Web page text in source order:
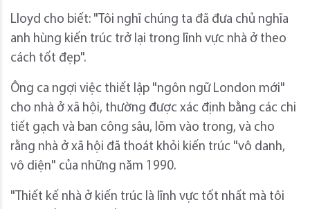
Lloyd cho biết: "Tôi nghĩ chúng ta đã đưa chủ nghĩa
anh hùng kiến ​​trúc trở lại trong lĩnh vực nhà ở theo
cách tốt đẹp".
Ông ca ngợi việc thiết lập "ngôn ngữ London mới"
cho nhà ở xã hội, thường được xác định bằng các chi
tiết gạch và ban công sâu, lõm vào trong, và cho
rằng nhà ở xã hội đã thoát khỏi kiến ​​trúc "vô danh,
vô diện" của những năm 1990.
"Thiết kế nhà ở kiến ​​trúc là lĩnh vực tốt nhất mà tôi